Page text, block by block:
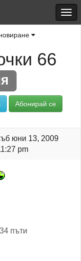
66
Абонирай се
юни 13, 2009
pm
пъти